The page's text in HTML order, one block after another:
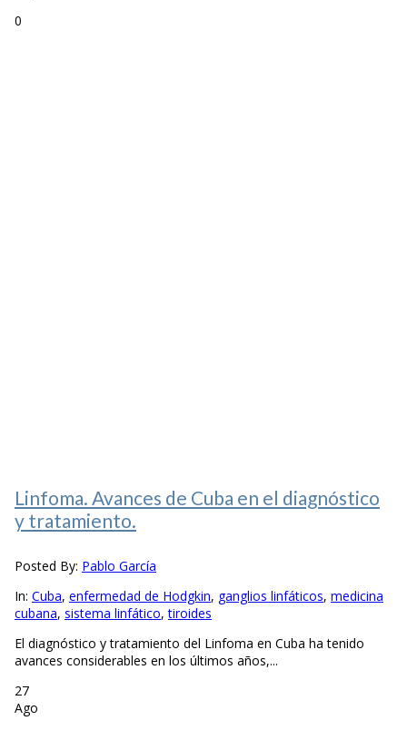
0
Linfoma. Avances de Cuba en el diagnóstico
y tratamiento.
Posted By: Pablo García
In: Cuba, enfermedad de Hodgkin, ganglios linfáticos, medicina
cubana, sistema linfático,tiroides
El diagnóstico y tratamiento del Linfoma en Cuba ha tenido
avances considerables en los últimos años,...
27
Ago